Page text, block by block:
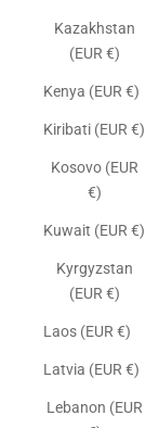
Kazakhstan
(EUR €)
Kenya (EUR €)
Kiribati (EUR €)
Kosovo (EUR
€)
Kuwait (EUR €)
Kyrgyzstan
(EUR €)
Laos (EUR €)
Latvia (EUR €)
Lebanon (EUR